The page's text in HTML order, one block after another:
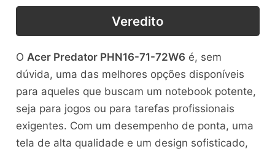
Veredito
O Acer Predator PHN16-71-72W6 é, sem
dúvida, uma das melhores opções disponíveis
para aqueles que buscam um notebook potente,
seja para jogos ou para tarefas profissionais
exigentes. Com um desempenho de ponta, uma
tela de alta qualidade e um design sofisticado,